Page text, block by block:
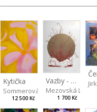
Kytička
Sommerová Hana
12 500 Kč
Vazby - červená
Mezovská Livia
1 700 Kč